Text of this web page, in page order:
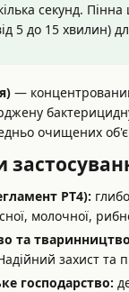
секунд.
5 до 15 хвилин)
—
очищених
PT4):
молочної,
та
захист та
господарство: